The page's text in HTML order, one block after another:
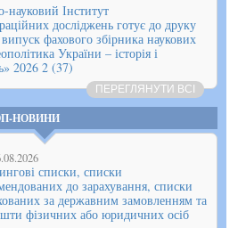
науковий Інститут
досліджень готує до друку
фахового збірника наукових
України – історія і
2026 2 (37)
ПЕРЕГЛЯНУТИ ВСІ
НОВИНИ
списки, списки
до зарахування, списки
за державним замовленням та
фізичних або юридичних осіб